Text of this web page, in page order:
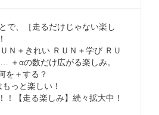
で、［走るだけじゃない楽し
Ｎ＋きれい ＲＵＮ＋学び ＲＵ
＋αの数だけ広がる楽しみ。
を＋する？
っと楽しい！
！【走る楽しみ】続々拡大中！